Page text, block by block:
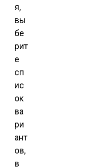
я,
вы
бе
рит
е
сп
ис
ок
ва
ри
ант
ов,
в